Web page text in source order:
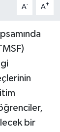
A- A+
bir